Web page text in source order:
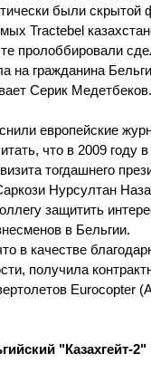
были скрытой
Tractebel
пролоббировали
на гражданина
Серик Медетбеков.
европейские
что в 2009 году
тогдашнего
Нурсултан
защитить
в Бельгии.
в качестве
получила
Eurocopter
"Казахгейт-2"